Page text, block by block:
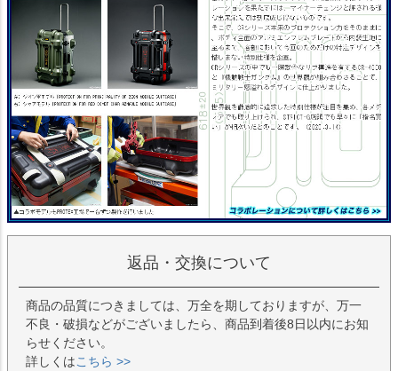
返品・交換について
商品の品質につきましては、万全を期しておりますが、万一
不良・破損などがございましたら、商品到着後8日以内にお知
らせください。
詳しくはこちら >>